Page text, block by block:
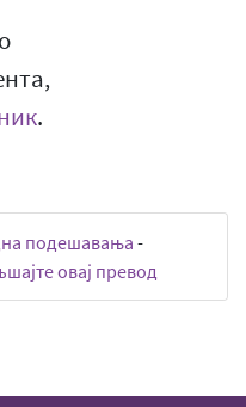
.
подешавања -
овај превод